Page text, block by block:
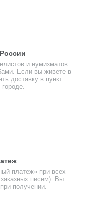
и нумизматов
Если вы живете в
доставку в пункт
платеж» при всех
писем). Вы
получении.